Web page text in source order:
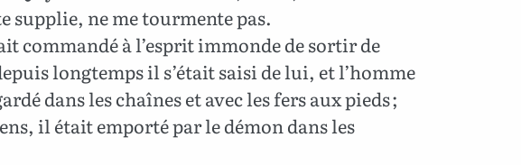
supplie, ne me tourmente pas.
commandé à l’esprit immonde de sortir de
longtemps il s’était saisi de lui, et l’homme
dans les chaînes et avec les fers aux pieds ;
il était emporté par le démon dans les